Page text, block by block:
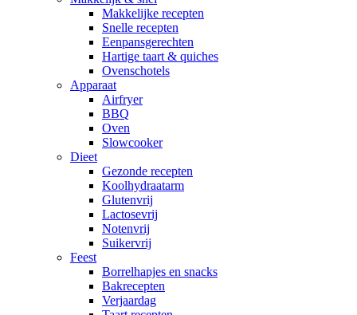
Makkelijke recepten
Snelle recepten
Eenpansgerechten
Hartige taart & quiches
Ovenschotels
Apparaat
Airfryer
BBQ
Oven
Slowcooker
Dieet
Gezonde recepten
Koolhydraatarm
Glutenvrij
Lactosevrij
Notenvrij
Suikervrij
Feest
Borrelhapjes en snacks
Bakrecepten
Verjaardag